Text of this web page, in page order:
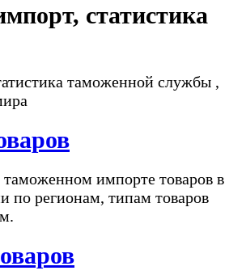
статистика
таможенной службы ,
импорте товаров в
по регионам, типам товаров